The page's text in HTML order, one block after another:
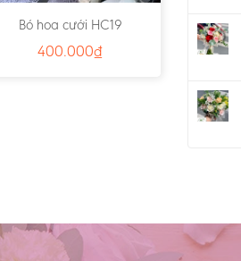
Bó hoa cưới HC19
400.000₫